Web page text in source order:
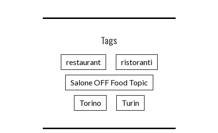
Tags
restaurant ristoranti
Salone OFF Food Topic
Torino Turin